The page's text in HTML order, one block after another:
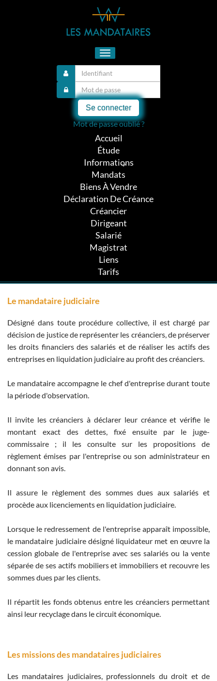
Toggle
navigation
Se connecter
Mot de passe oublié ?
Accueil
Étude
Informations
Mandats
Biens À Vendre
Déclaration De Créance
Créancier
Dirigeant
Salarié
Magistrat
Liens
Tarifs
Le mandataire judiciaire
Désigné dans toute procédure collective, il est chargé par
décision de justice de représenter les créanciers, de préserver
les droits financiers des salariés et de réaliser les actifs des
entreprises en liquidation judiciaire au profit des créanciers.
Le mandataire accompagne le chef d'entreprise durant toute
la période d'observation.
Il invite les créanciers à déclarer leur créance et vérifie le
montant exact des dettes, fixé ensuite par le juge-
commissaire ; il les consulte sur les propositions de
règlement émises par l'entreprise ou son administrateur en
donnant son avis.
Il assure le règlement des sommes dues aux salariés et
procède aux licenciements en liquidation judiciaire.
Lorsque le redressement de l'entreprise apparaît impossible,
le mandataire judiciaire désigné liquidateur met en œuvre la
cession globale de l'entreprise avec ses salariés ou la vente
séparée de ses actifs mobiliers et immobiliers et recouvre les
sommes dues par les clients.
Il répartit les fonds obtenus entre les créanciers permettant
ainsi leur recyclage dans le circuit économique.
Les missions des mandataires judiciaires
Les mandataires judiciaires, professionnels du droit et de